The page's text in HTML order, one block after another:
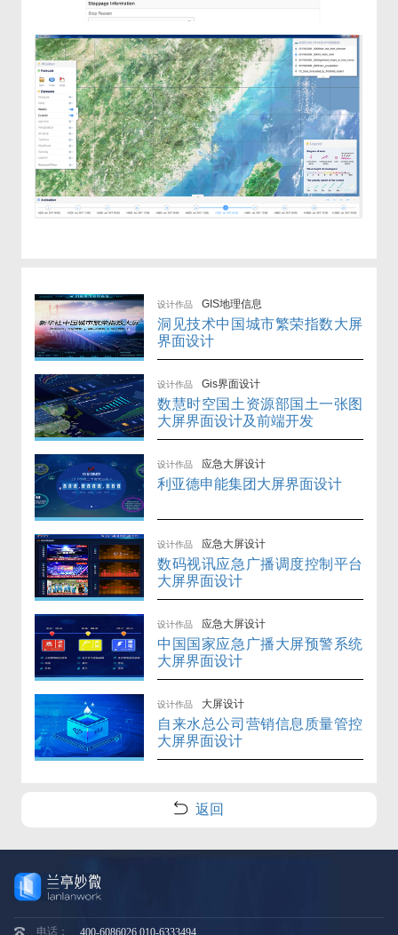
设计作品 GIS地理信息
洞见技术中国城市繁荣指数大屏
界面设计
设计作品 Gis界面设计
数慧时空国土资源部国土一张图
大屏界面设计及前端开发
设计作品 应急大屏设计
利亚德申能集团大屏界面设计
设计作品 应急大屏设计
数码视讯应急广播调度控制平台
大屏界面设计
设计作品 应急大屏设计
中国国家应急广播大屏预警系统
大屏界面设计
设计作品 大屏设计
自来水总公司营销信息质量管控
大屏界面设计
返回
电话： 400-6086026 010-6333494